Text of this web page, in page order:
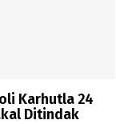
Karhutla 24
Ditindak